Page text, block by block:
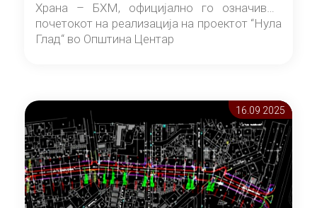
Храна – БХМ, официјално го означивме
почетокот на реализација на проектот “Нула
Глад“ во Општина Центар
16.09 2025